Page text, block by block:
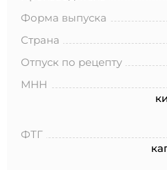
Форма выпуска
Страна
Отпуск по рецепту
МНН
ФТГ
целей, определенных в